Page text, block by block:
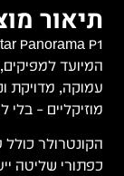
תיאור
המיועד
מוזיקליים –
הקונטרולר כולל
כפתורי שליטה